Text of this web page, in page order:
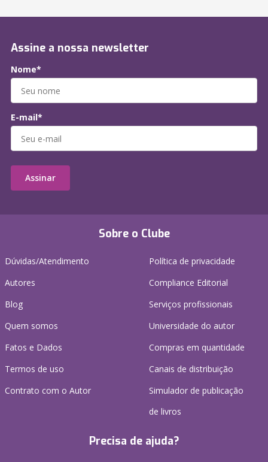
Sobre o Clube
Dúvidas/Atendimento
Autores
Blog
Quem somos
Fatos e Dados
Termos de uso
Contrato com o Autor
Política de privacidade
Compliance Editorial
Serviços profissionais
Universidade do autor
Compras em quantidade
Canais de distribuição
Simulador de publicação
de livros
Precisa de ajuda?
Assine a nossa newsletter
Nome*
E-mail*
Assinar